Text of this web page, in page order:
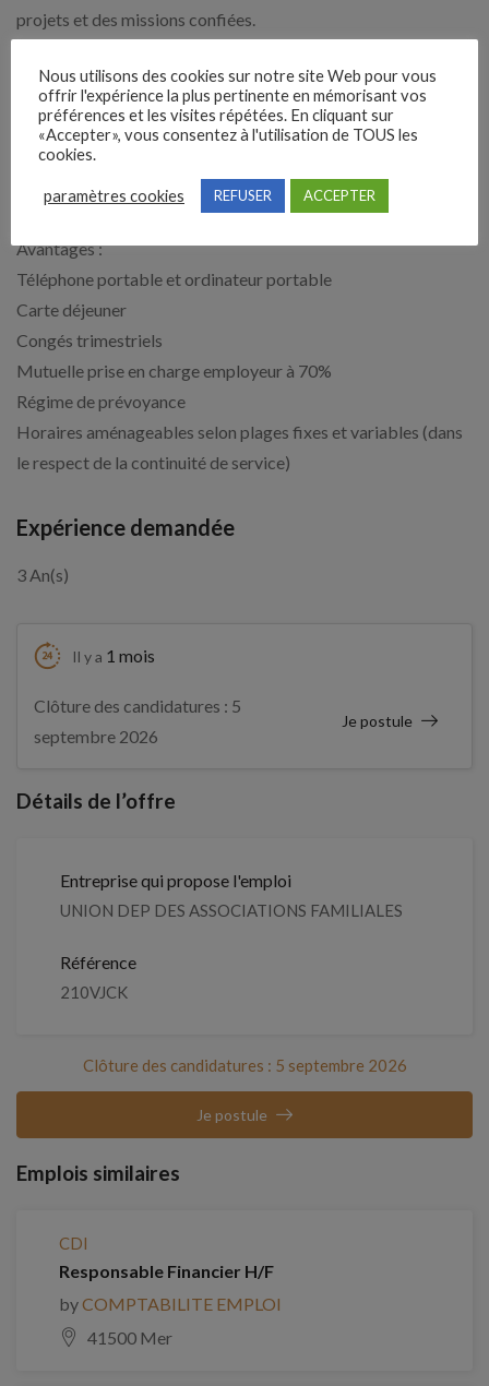
projets et des missions confiées.
– Prévenir et gérer les tensions ou conflits éventuels pour
maintenir un climat de travail serein.
– Informer et contrôler l’application des consignes d’hygiène,
et des délégations.
Avantages :
Téléphone portable et ordinateur portable
Carte déjeuner
Congés trimestriels
Mutuelle prise en charge employeur à 70%
Régime de prévoyance
Horaires aménageables selon plages fixes et variables (dans
le respect de la continuité de service)
Expérience demandée
3 An(s)
Il y a 1 mois
Clôture des candidatures : 5
septembre 2026
Je postule
Détails de l’offre
Entreprise qui propose l'emploi
UNION DEP DES ASSOCIATIONS FAMILIALES
Référence
210VJCK
Clôture des candidatures : 5 septembre 2026
Je postule
Emplois similaires
CDI
Responsable Financier H/F
byCOMPTABILITE EMPLOI
41500 Mer
Nous utilisons des cookies sur notre site Web pour vous
offrir l'expérience la plus pertinente en mémorisant vos
préférences et les visites répétées. En cliquant sur
«Accepter», vous consentez à l'utilisation de TOUS les
cookies.
paramètres cookies REFUSER ACCEPTER